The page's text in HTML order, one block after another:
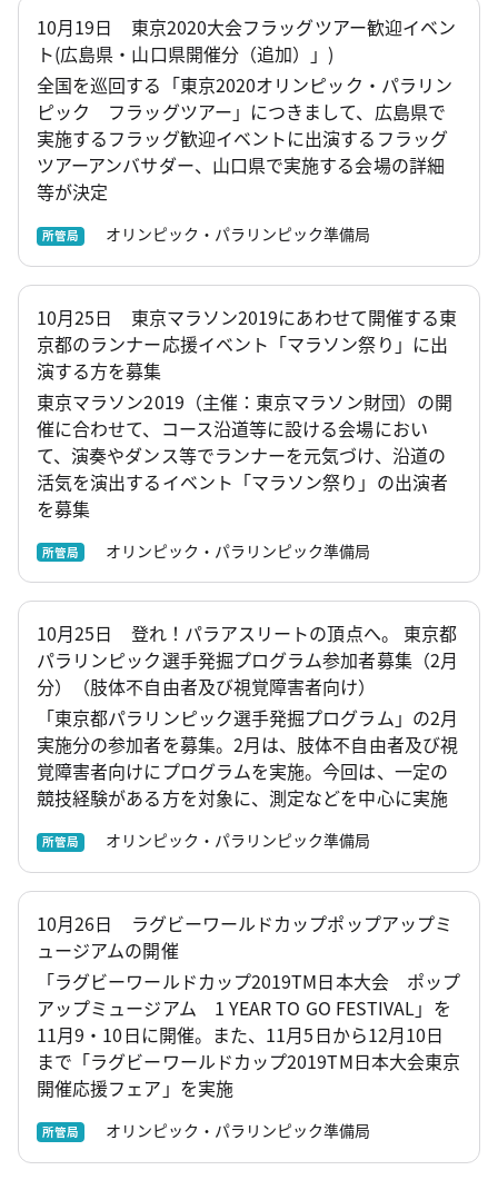
10月19日 東京2020大会フラッグツアー歓迎イベン
ト(広島県・山口県開催分（追加）」)
全国を巡回する「東京2020オリンピック・パラリン
ピック フラッグツアー」につきまして、広島県で
実施するフラッグ歓迎イベントに出演するフラッグ
ツアーアンバサダー、山口県で実施する会場の詳細
等が決定
所管局 オリンピック・パラリンピック準備局
10月25日 東京マラソン2019にあわせて開催する東
京都のランナー応援イベント「マラソン祭り」に出
演する方を募集
東京マラソン2019（主催：東京マラソン財団）の開
催に合わせて、コース沿道等に設ける会場におい
て、演奏やダンス等でランナーを元気づけ、沿道の
活気を演出するイベント「マラソン祭り」の出演者
を募集
所管局 オリンピック・パラリンピック準備局
10月25日 登れ！パラアスリートの頂点へ。 東京都
パラリンピック選手発掘プログラム参加者募集（2月
分）（肢体不自由者及び視覚障害者向け）
「東京都パラリンピック選手発掘プログラム」の2月
実施分の参加者を募集。2月は、肢体不自由者及び視
覚障害者向けにプログラムを実施。今回は、一定の
競技経験がある方を対象に、測定などを中心に実施
所管局 オリンピック・パラリンピック準備局
10月26日 ラグビーワールドカップポップアップミ
ュージアムの開催
「ラグビーワールドカップ2019TM日本大会 ポップ
アップミュージアム 1 YEAR TO GO FESTIVAL」を
11月9・10日に開催。また、11月5日から12月10日
まで「ラグビーワールドカップ2019TM日本大会東京
開催応援フェア」を実施
所管局 オリンピック・パラリンピック準備局